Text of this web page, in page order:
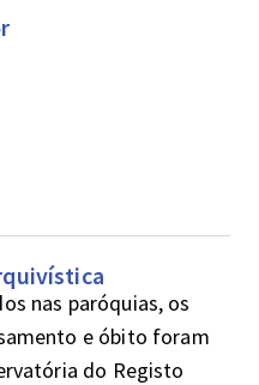
nas paróquias, os
e óbito foram
do Registo